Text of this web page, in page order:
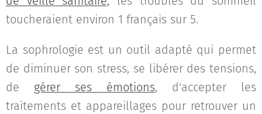
toucheraient environ 1 français sur 5.
La sophrologie est un outil adapté qui permet
de diminuer son stress, se libérer des tensions,
de gérer ses émotions, d'accepter les
traitements et appareillages pour retrouver un